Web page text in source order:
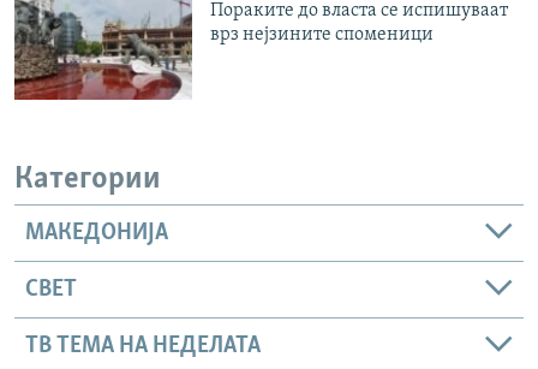
Пораките до власта се испишуваат
врз нејзините споменици
Категории
МАКЕДОНИЈА
СВЕТ
ТВ ТЕМА НА НЕДЕЛАТА